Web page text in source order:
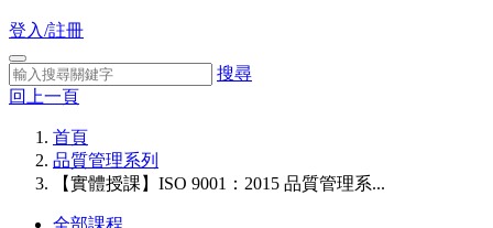
登入/註冊
搜尋
回上一頁
首頁
品質管理系列
【實體授課】ISO 9001：2015 品質管理系...
全部課程